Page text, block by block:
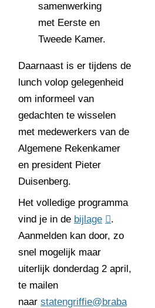
samenwerking
met Eerste en
Tweede Kamer.
Daarnaast is er tijdens de
lunch volop gelegenheid
om informeel van
gedachten te wisselen
met medewerkers van de
Algemene Rekenkamer
en president Pieter
Duisenberg.
Het volledige programma
vind je in de bijlage
.
Aanmelden kan door, zo
snel mogelijk maar
uiterlijk donderdag 2 april,
te mailen
naar statengriffie@braba